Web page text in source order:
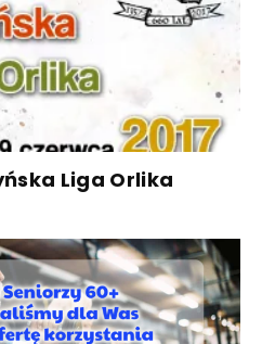
Liga Orlika